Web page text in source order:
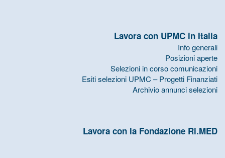
Lavora con UPMC in Italia
Info generali
Posizioni aperte
Selezioni in corso comunicazioni
Esiti selezioni UPMC – Progetti Finanziati
Archivio annunci selezioni
Lavora con la Fondazione Ri.MED